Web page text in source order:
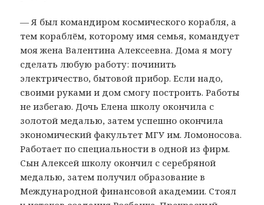
— Я был командиром космического корабля, а
тем кораблём, которому имя семья, командует
моя жена Валентина Алексеевна. Дома я могу
сделать любую работу: починить
электричество, бытовой прибор. Если надо,
своими руками и дом смогу построить. Работы
не избегаю. Дочь Елена школу окончила с
золотой медалью, затем успешно окончила
экономический факультет МГУ им. Ломоносова.
Работает по специальности в одной из фирм.
Сын Алексей школу окончил с серебряной
медалью, затем получил образование в
Международной финансовой академии. Стоял